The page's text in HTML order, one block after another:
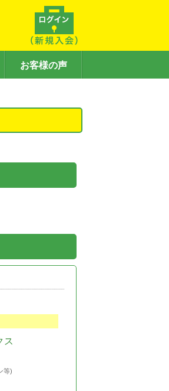
お客様の声
ス
等)